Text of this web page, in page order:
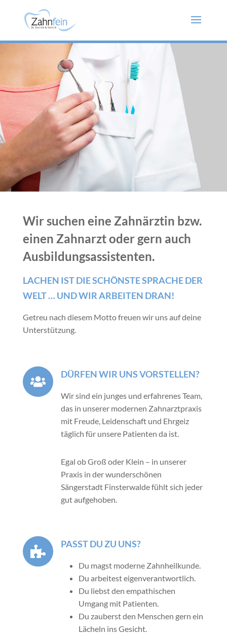
Wir suchen eine Zahnärztin bzw.
einen Zahnarzt oder gern auch
Ausbildungsassistenten.
LACHEN IST DIE SCHÖNSTE SPRACHE DER
WELT … UND WIR ARBEITEN DRAN!
Getreu nach diesem Motto freuen wir uns auf deine
Unterstützung.
DÜRFEN WIR UNS VORSTELLEN?
Wir sind ein junges und erfahrenes Team,
das in unserer modernen Zahnarztpraxis
mit Freude, Leidenschaft und Ehrgeiz
täglich für unsere Patienten da ist.
Egal ob Groß oder Klein – in unserer
Praxis in der wunderschönen
Sängerstadt Finsterwalde fühlt sich jeder
gut aufgehoben.
PASST DU ZU UNS?
Du magst moderne Zahnheilkunde.
Du arbeitest eigenverantwortlich.
Du liebst den empathischen
Umgang mit Patienten.
Du zauberst den Menschen gern ein
Lächeln ins Gesicht.